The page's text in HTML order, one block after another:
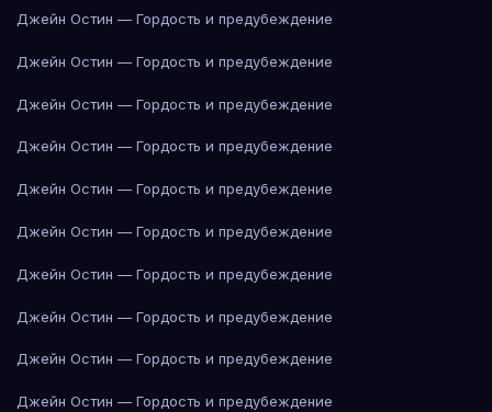
Джейн Остин — Гордость и предубеждение
Джейн Остин — Гордость и предубеждение
Джейн Остин — Гордость и предубеждение
Джейн Остин — Гордость и предубеждение
Джейн Остин — Гордость и предубеждение
Джейн Остин — Гордость и предубеждение
Джейн Остин — Гордость и предубеждение
Джейн Остин — Гордость и предубеждение
Джейн Остин — Гордость и предубеждение
Джейн Остин — Гордость и предубеждение